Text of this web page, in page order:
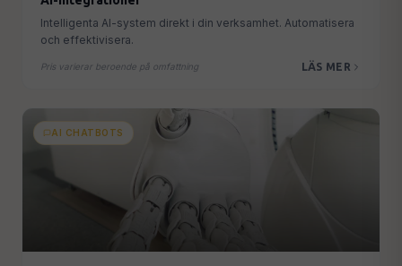
Intelligenta AI-system direkt i din verksamhet. Automatisera
och effektivisera.
Pris varierar beroende på omfattning LÄS MER
AI CHATBOTS